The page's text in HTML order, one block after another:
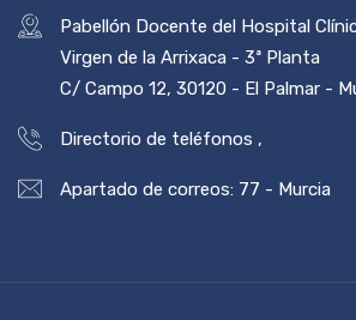
Pabellón Docente del Hospital
Virgen de la Arrixaca - 3ª Planta
C/ Campo 12, 30120 - El Palmar -
Directorio de teléfonos ,
Apartado de correos: 77 - Murcia